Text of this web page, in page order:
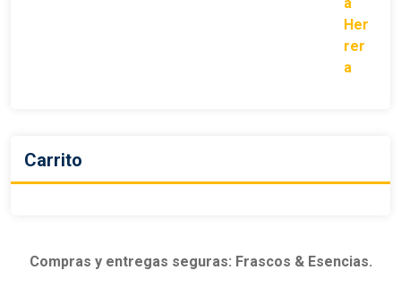
Carrito
Compras y entregas seguras: Frascos & Esencias.